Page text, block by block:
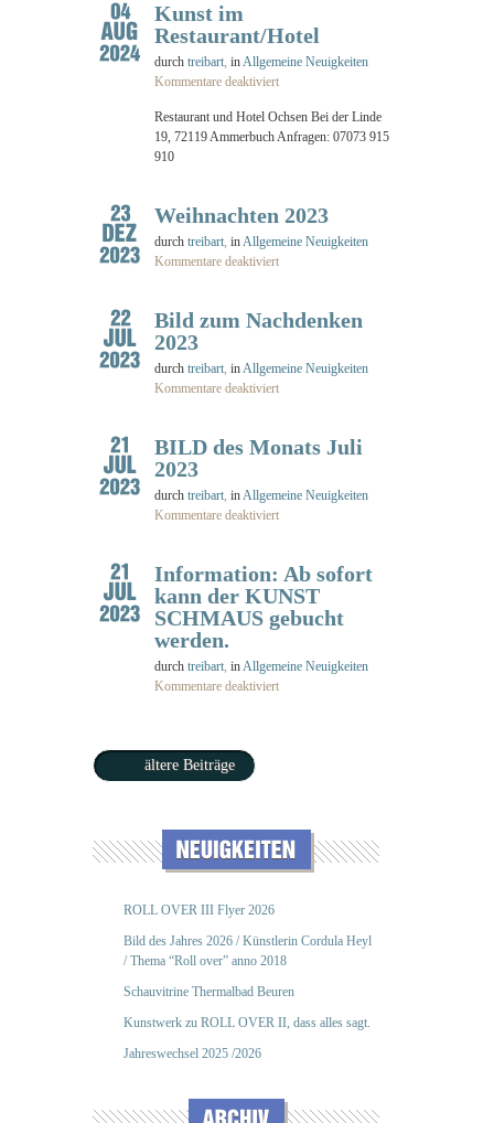
Kunst im
Restaurant/Hotel
durch treibart, inAllgemeine Neuigkeiten
Kommentare deaktiviert
Restaurant und Hotel Ochsen Bei der Linde
19, 72119 Ammerbuch Anfragen: 07073 915
910
Weihnachten 2023
durch treibart, inAllgemeine Neuigkeiten
Kommentare deaktiviert
Bild zum Nachdenken
2023
durch treibart, inAllgemeine Neuigkeiten
Kommentare deaktiviert
BILD des Monats Juli
2023
durch treibart, inAllgemeine Neuigkeiten
Kommentare deaktiviert
Information: Ab sofort
kann der KUNST
SCHMAUS gebucht
werden.
durch treibart, inAllgemeine Neuigkeiten
Kommentare deaktiviert
ältere Beiträge
ROLL OVER III Flyer 2026
Bild des Jahres 2026 / Künstlerin Cordula Heyl
/ Thema “Roll over” anno 2018
Schauvitrine Thermalbad Beuren
Kunstwerk zu ROLL OVER II, dass alles sagt.
Jahreswechsel 2025 /2026